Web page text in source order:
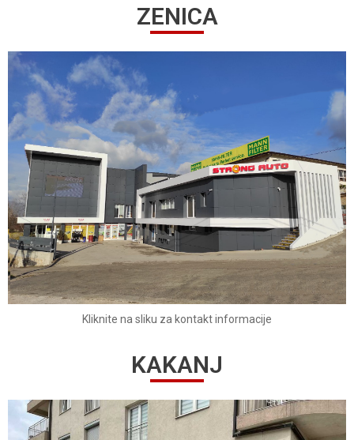
ZENICA
Kliknite na sliku za kontakt informacije
KAKANJ